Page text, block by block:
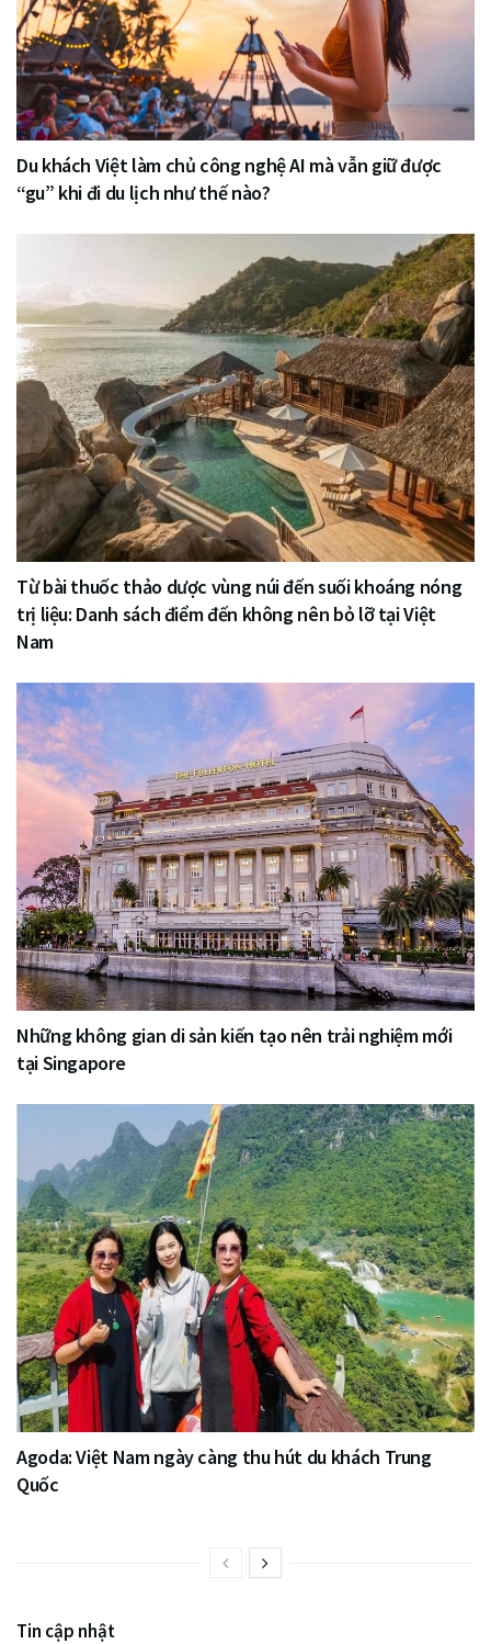
Du khách Việt làm chủ công nghệ AI mà vẫn giữ được
“gu” khi đi du lịch như thế nào?
Từ bài thuốc thảo dược vùng núi đến suối khoáng nóng
trị liệu: Danh sách điểm đến không nên bỏ lỡ tại Việt
Nam
Những không gian di sản kiến tạo nên trải nghiệm mới
tại Singapore
Agoda: Việt Nam ngày càng thu hút du khách Trung
Quốc
Tin cập nhật